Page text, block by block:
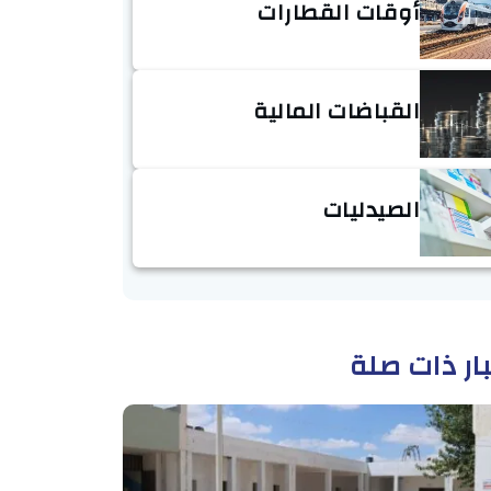
أوقات القطارات
القباضات المالية
الصيدليات
ذات صلة